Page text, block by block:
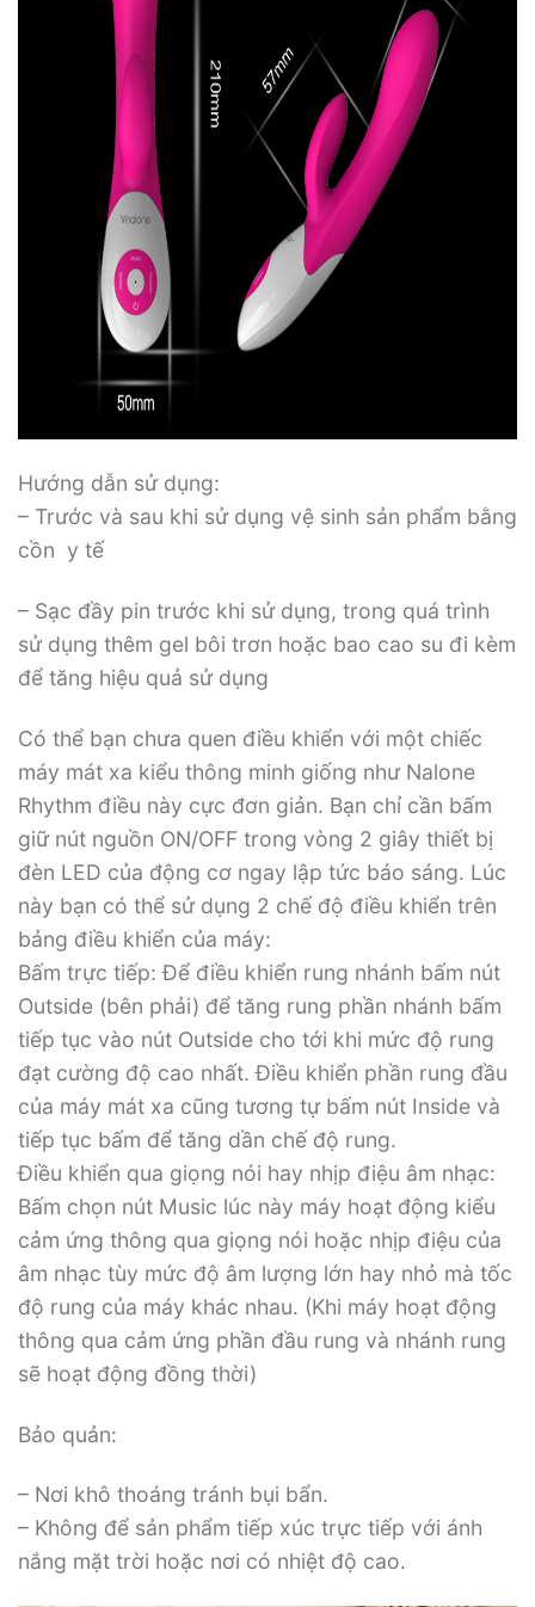
Hướng dẫn sử dụng:
– Trước và sau khi sử dụng vệ sinh sản phẩm bằng
cồn y tế
– Sạc đầy pin trước khi sử dụng, trong quá trình
sử dụng thêm gel bôi trơn hoặc bao cao su đi kèm
để tăng hiệu quả sử dụng
Có thể bạn chưa quen điều khiển với một chiếc
máy mát xa kiểu thông minh giống như Nalone
Rhythm điều này cực đơn giản. Bạn chỉ cần bấm
giữ nút nguồn ON/OFF trong vòng 2 giây thiết bị
đèn LED của động cơ ngay lập tức báo sáng. Lúc
này bạn có thể sử dụng 2 chế độ điều khiển trên
bảng điều khiển của máy:
Bấm trực tiếp: Để điều khiển rung nhánh bấm nút
Outside (bên phải) để tăng rung phần nhánh bấm
tiếp tục vào nút Outside cho tới khi mức độ rung
đạt cường độ cao nhất. Điều khiển phần rung đầu
của máy mát xa cũng tương tự bấm nút Inside và
tiếp tục bấm để tăng dần chế độ rung.
Điều khiển qua giọng nói hay nhịp điệu âm nhạc:
Bấm chọn nút Music lúc này máy hoạt động kiểu
cảm ứng thông qua giọng nói hoặc nhịp điệu của
âm nhạc tùy mức độ âm lượng lớn hay nhỏ mà tốc
độ rung của máy khác nhau. (Khi máy hoạt động
thông qua cảm ứng phần đầu rung và nhánh rung
sẽ hoạt động đồng thời)
Bảo quản:
– Nơi khô thoáng tránh bụi bẩn.
– Không để sản phẩm tiếp xúc trực tiếp với ánh
nắng mặt trời hoặc nơi có nhiệt độ cao.